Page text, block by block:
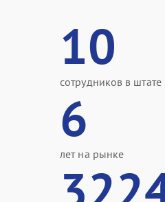
10
сотрудников в штате
6
лет на рынке